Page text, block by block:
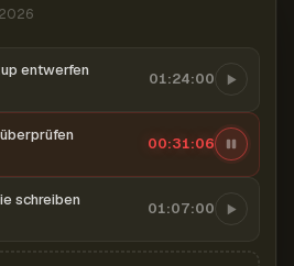
entwerfen 01:24:00
00:31:07
schreiben 01:07:00